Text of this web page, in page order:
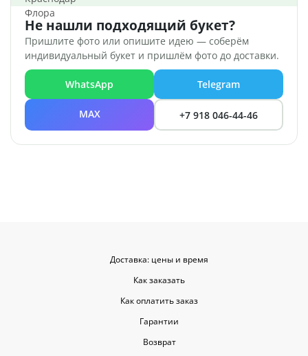
Не нашли подходящий букет?
Пришлите фото или опишите идею — соберём
индивидуальный букет и пришлём фото до доставки.
WhatsApp Telegram
MAX +7 918 046-44-46
Доставка: цены и время
Как заказать
Как оплатить заказ
Гарантии
Возврат